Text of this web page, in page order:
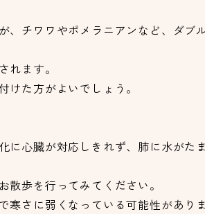
、チワワやポメラニアンなど、ダブ
ます。
た方がよいでしょう。
に心臓が対応しきれず、肺に水がた
歩を行ってみてください。
寒さに弱くなっている可能性があり